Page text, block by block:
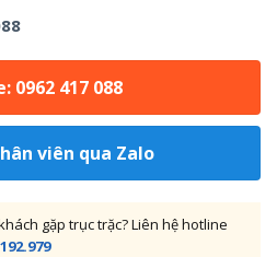
0962 417 088
viên qua Zalo
gặp trục trặc? Liên hệ hotline